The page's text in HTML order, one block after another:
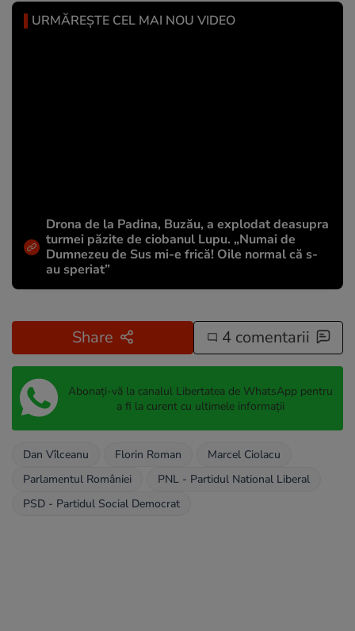
URMĂREȘTE CEL MAI NOU VIDEO
Drona de la Padina, Buzău, a explodat deasupra
turmei păzite de ciobanul Lupu. „Numai de
Dumnezeu de Sus mi-e frică! Oile normal că s-
au speriat”
Share 4 comentarii
Abonați-vă la canalul Libertatea de WhatsApp pentru
a fi la curent cu ultimele informații
Dan Vîlceanu Florin Roman
Marcel Ciolacu
Parlamentul României
PNL - Partidul National Liberal
PSD - Partidul Social Democrat